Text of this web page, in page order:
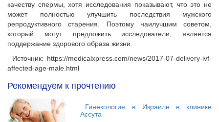
качеству спермы, хотя исследования показывают, что это не
может полностью улучшить последствия мужского
репродуктивного старения. Поэтому наилучшим советом,
который могут предложить исследователи, является
поддержание здорового образа жизни.
Источник: https://medicalxpress.com/news/2017-07-delivery-ivf-
affected-age-male.html
Рекомендуем к прочтению
Гинекология в Израиле в клинике
Ассута